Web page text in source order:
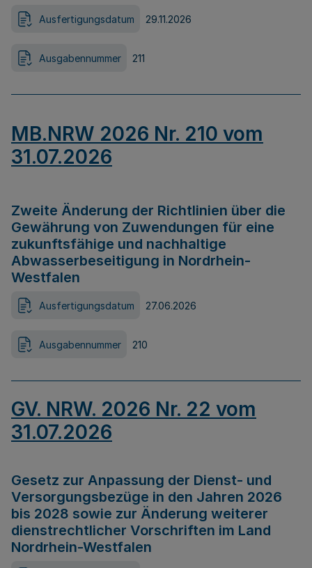
Ausfertigungsdatum 29.11.2026
Ausgabennummer 211
MB.NRW 2026 Nr. 210 vom
31.07.2026
Zweite Änderung der Richtlinien über die
Gewährung von Zuwendungen für eine
zukunftsfähige und nachhaltige
Abwasserbeseitigung in Nordrhein-
Westfalen
Ausfertigungsdatum 27.06.2026
Ausgabennummer 210
GV. NRW. 2026 Nr. 22 vom
31.07.2026
Gesetz zur Anpassung der Dienst- und
Versorgungsbezüge in den Jahren 2026
bis 2028 sowie zur Änderung weiterer
dienstrechtlicher Vorschriften im Land
Nordrhein-Westfalen